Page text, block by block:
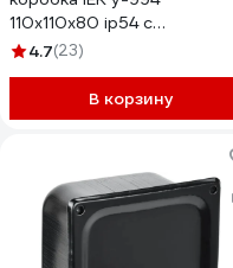
110x110x80 ip54 с
уплотнителем UKO12-100-
4.7(23)
В корзину